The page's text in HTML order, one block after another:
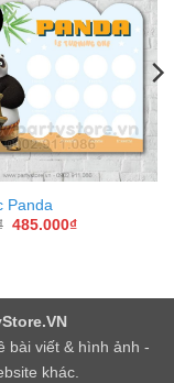
Panda
Giá
485.000₫Giá
bài viết & hình ảnh -
khác.